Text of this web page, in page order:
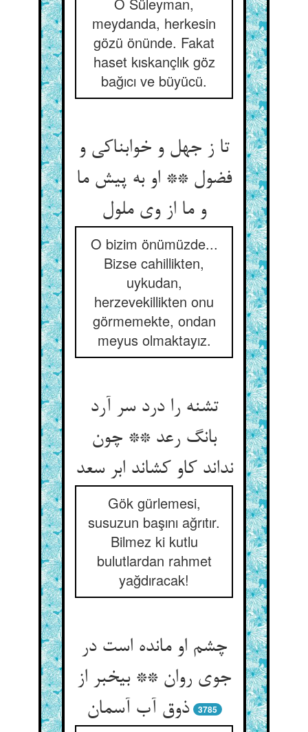
meydanda, herkesin
gözü önünde. Fakat
haset kıskançlık göz
bağıcı ve büyücü.
تا ز جهل و خوابناکی و
فضول ** او به پیش ما
و ما از وی ملول‏
O bizim önümüzde...
Bizse cahillikten,
uykudan,
herzevekillikten onu
görmemekte, ondan
meyus olmaktayız.
تشنه را درد سر آرد
بانگ رعد ** چون
نداند کاو کشاند ابر سعد
Gök gürlemesi,
susuzun başını ağrıtır.
Bilmez ki kutlu
bulutlardan rahmet
yağdıracak!
چشم او مانده است در
جوی روان ** بی‏خبر از
ذوق آب آسمان‏
3785